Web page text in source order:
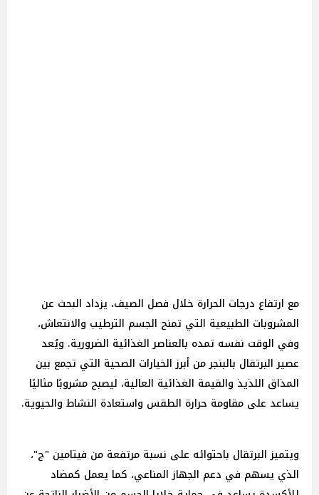
مع ارتفاع درجات الحرارة خلال فصل الصيف، يزداد البحث عن
المشروبات الطبيعية التي تمنح الجسم الترطيب والانتعاش،
وفي الوقت نفسه تمده بالعناصر الغذائية الضرورية. ويُعد
عصير البرتقال بالبنجر من أبرز الخيارات الصحية التي تجمع بين
المذاق اللذيذ والقيمة الغذائية العالية، ليصبح مشروبًا مثاليًا
يساعد على مقاومة حرارة الطقس واستعادة النشاط والحيوية.
ويتميز البرتقال باحتوائه على نسبة مرتفعة من فيتامين "ج"،
الذي يسهم في دعم الجهاز المناعي، كما يعمل كمضاد